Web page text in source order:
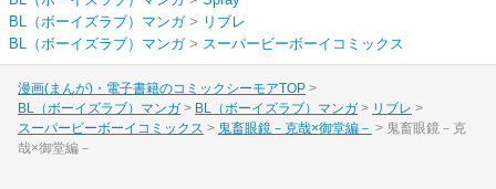
BL（ボーイズラブ）マンガ> リブレ
BL（ボーイズラブ）マンガ> スーパービーボーイコミックス
漫画(まんが)・電子書籍のコミックシーモアTOP
BL（ボーイズラブ）マンガ
BL（ボーイズラブ）マンガ
リブレ
スーパービーボーイコミックス
鬼畜眼鏡－克哉×御堂編－
鬼畜眼鏡－克
哉×御堂編－